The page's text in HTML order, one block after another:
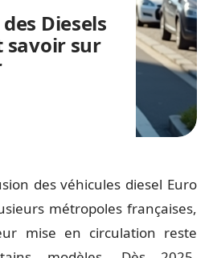
Diesels
savoir sur
des véhicules diesel Euro
métropoles françaises,
mise en circulation reste